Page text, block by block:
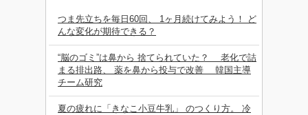
つま先立ちを毎日60回、 1ヶ月続けてみよう！ ど
んな変化が期待できる？
“脳のゴミ”は鼻から 捨てられていた？ 老化で詰
まる排出路、 薬を鼻から投与で改善 韓国主導
チーム研究
夏の疲れに「きなこ小豆牛乳」 のつくり方。 冷